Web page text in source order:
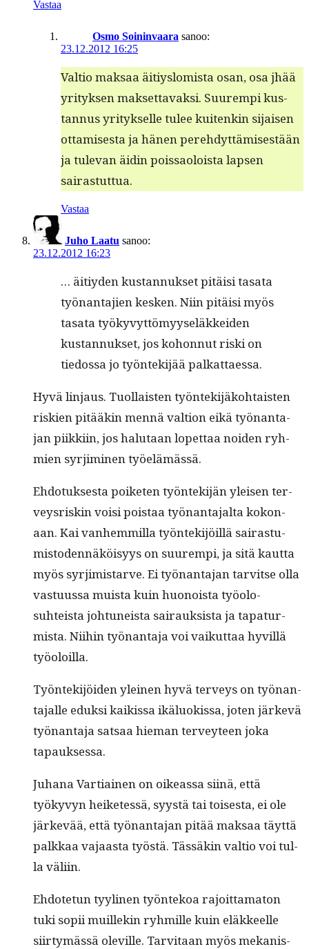
Vastaa
Osmo Soininvaara sanoo:
23.12.2012 16:25
Val­tio mak­saa äitiys­lomista osan, osa jhää
yri­tyk­sen mak­set­tavak­si. Suurem­pi kus­
tan­nus yri­tyk­selle tulee kuitenkin sijaisen
ottamis­es­ta ja hänen pere­hdyt­tämis­es­tään
ja tule­van äidin pois­saoloista lapsen
sairastuttua.
Vastaa
Juho Laatu sanoo:
23.12.2012 16:23
… äitiy­den kus­tan­nuk­set pitäisi tasa­ta
työ­nan­ta­jien kesken. Niin pitäisi myös
tasa­ta työkyvyt­tömyy­seläkkei­den
kus­tan­nuk­set, jos kohon­nut ris­ki on
tiedos­sa jo työn­tek­i­jää palkattaessa.
Hyvä lin­jaus. Tuol­lais­ten työn­tek­i­jäko­htais­ten
riskien pitääkin men­nä val­tion eikä työ­nan­ta­
jan piikki­in, jos halu­taan lopet­taa noiden ryh­
mien syr­jimi­nen työelämässä.
Ehdo­tuk­ses­ta poiketen työn­tek­i­jän yleisen ter­
veysriskin voisi pois­taa työ­nan­ta­jal­ta kokon­
aan. Kai van­hem­mil­la työn­tek­i­jöil­lä sairas­tu­
mis­to­den­näköisyys on suurem­pi, ja sitä kaut­ta
myös syr­jimis­tarve. Ei työ­nan­ta­jan tarvitse olla
vas­tu­us­sa muista kuin huonoista työolo­
suhteista johtuneista sairauk­sista ja tap­atur­
mista. Niihin työ­nan­ta­ja voi vaikut­taa hyvil­lä
työoloilla.
Työn­tek­i­jöi­den yleinen hyvä ter­veys on työ­nan­
ta­jalle eduk­si kaikissa ikälu­okissa, joten järkevä
työ­nan­ta­ja sat­saa hie­man ter­vey­teen joka
tapauksessa.
Juhana Var­ti­ainen on oike­as­sa siinä, että
työkyvyn heiketessä, syys­tä tai tois­es­ta, ei ole
järkevää, että työ­nan­ta­jan pitää mak­saa täyt­tä
palkkaa vajaas­ta työstä. Tässäkin val­tio voi tul­
la väliin.
Ehdote­tun tyy­li­nen työn­tekoa rajoit­tam­a­ton
tuki sopii muillekin ryh­mille kuin eläk­keelle
siir­tymässä oleville. Tarvi­taan myös mekanis­